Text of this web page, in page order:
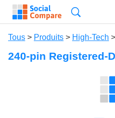
Tous > Produits > High-Tech >
240-pin Registered-